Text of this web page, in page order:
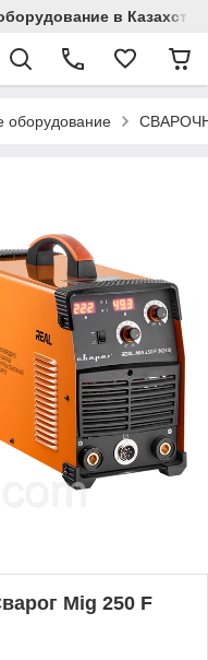
в
оборудование
Mig 250 F